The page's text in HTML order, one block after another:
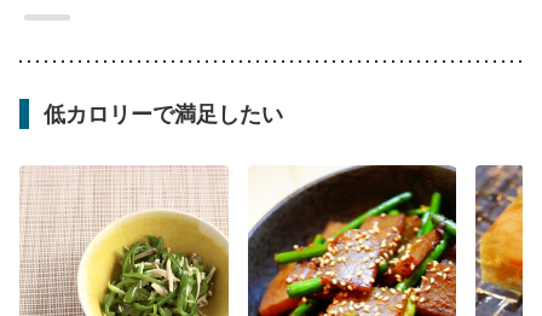
低カロリーで満足したい